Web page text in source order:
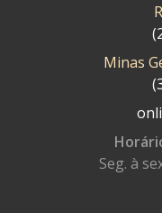
Minas
Seg. à